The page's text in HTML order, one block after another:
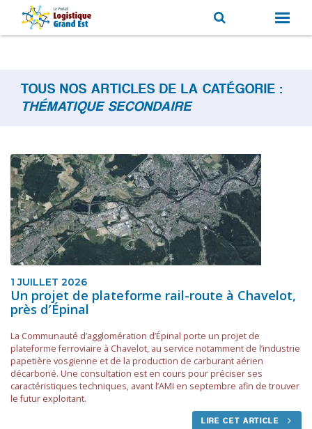
TOUS NOS ARTICLES DE LA CATÉGORIE :
THÉMATIQUE SECONDAIRE
1 JUILLET 2026
Un projet de plateforme rail-route à Chavelot,
près d’Épinal
La Communauté d’agglomération d’Épinal porte un projet de
plateforme ferroviaire à Chavelot, au service notamment de l’industrie
papetière vosgienne et de la production de carburant aérien
décarboné. Une consultation est en cours pour préciser ses
caractéristiques techniques, avant l’AMI en septembre afin de trouver
le futur exploitant.
LIRE CET ARTICLE